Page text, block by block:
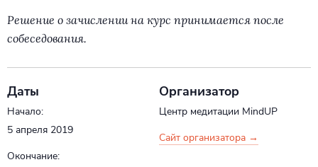
Решение о зачислении на курс принимается после
собеседования.
Даты
Начало:
5 апреля 2019
Окончание:
Организатор
Центр медитации MindUP
Сайт организатора →